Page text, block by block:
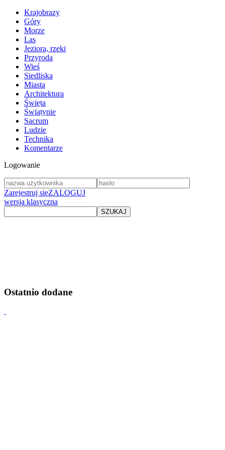
Krajobrazy
Góry
Morze
Las
Jeziora, rzeki
Przyroda
Wieś
Siedliska
Miasta
Architektura
Święta
Świątynie
Sacrum
Ludzie
Technika
Komentarze
Logowanie
Zarejestruj sięZALOGUJ
wersja klasyczna
Ostatnio dodane